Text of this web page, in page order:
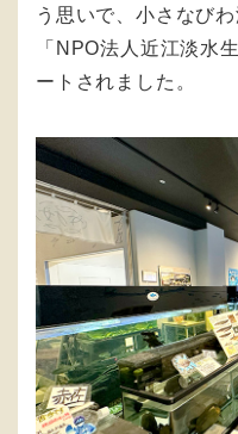
う思いで、小さなび
「NPO法人近江淡水
ートされました。